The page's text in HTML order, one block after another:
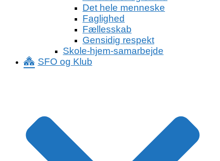
Det hele menneske
Faglighed
Fællesskab
Gensidig respekt
Skole-hjem-samarbejde
SFO og Klub